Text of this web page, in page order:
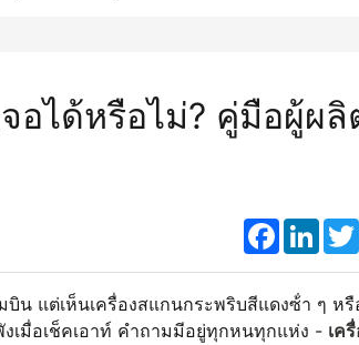
อได้หรือไม่? คู่มือผู้ผลิ
Facebook
แต่เห็นเครื่องสแกนกระพริบสีแดงซ้ํา ๆ หรื
เมื่อเช็คเอาท์ คำถามมีอยู่ทุกหนทุกแห่ง - เค